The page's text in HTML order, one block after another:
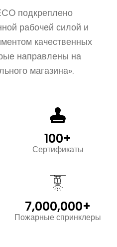
подкреплено
рабочей силой и
качественных
направлены на
магазина».
100+
Сертификаты
7,000,000+
Пожарные спринклеры